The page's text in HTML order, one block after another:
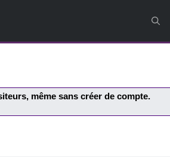
même sans créer de compte.